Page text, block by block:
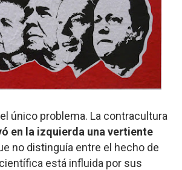
único problema. La contracultura
en la izquierda una vertiente
no distinguía entre el hecho de
está influida por sus